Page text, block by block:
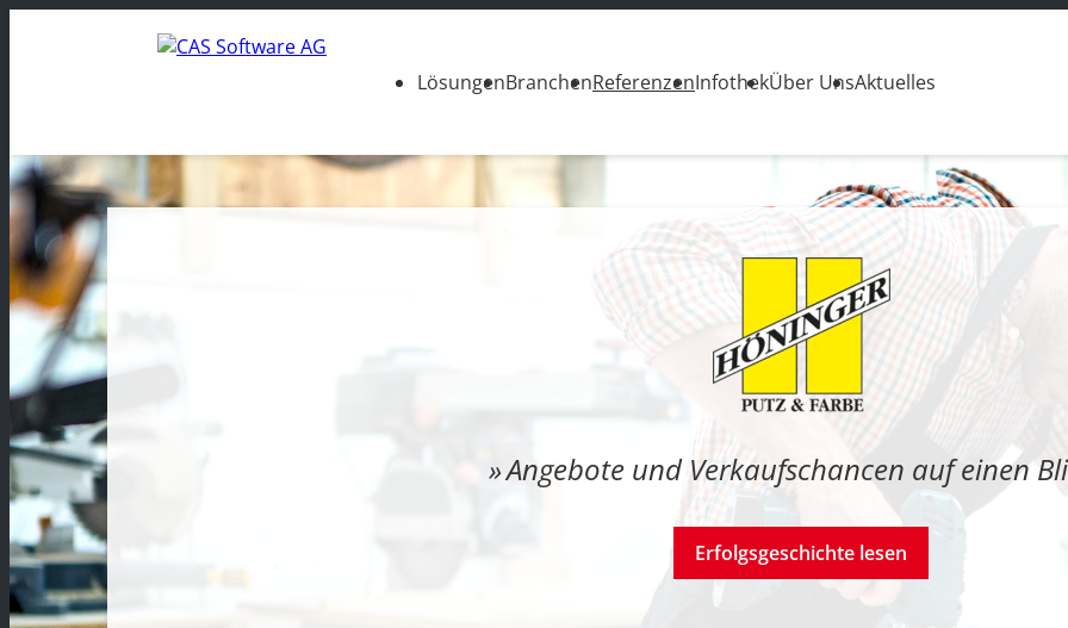
LösungenBranchenReferenzenInfothekÜber UnsAktuelles
Angebote und Verkaufschancen auf einen
Erfolgsgeschichte lesen